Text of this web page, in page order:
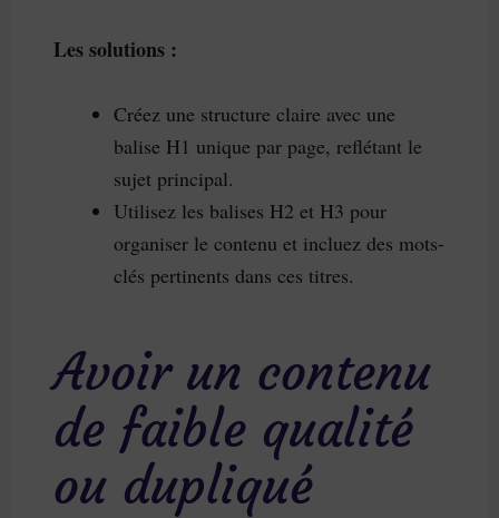
Les solutions :
Créez une structure claire avec une
balise H1 unique par page, reflétant le
sujet principal.
Utilisez les balises H2 et H3 pour
organiser le contenu et incluez des mots-
clés pertinents dans ces titres.
Avoir un contenu
de faible qualité
ou dupliqué